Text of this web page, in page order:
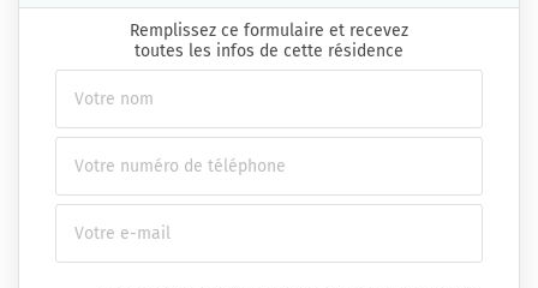
Remplissez ce formulaire et recevez
toutes les infos de cette résidence